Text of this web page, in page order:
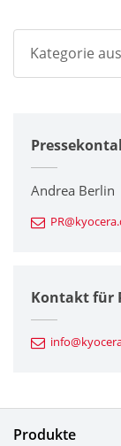
Kategorie
Drucker /
Feinkeramik-
Automotive
Andrea Berlin
Kontakt für
Produkte